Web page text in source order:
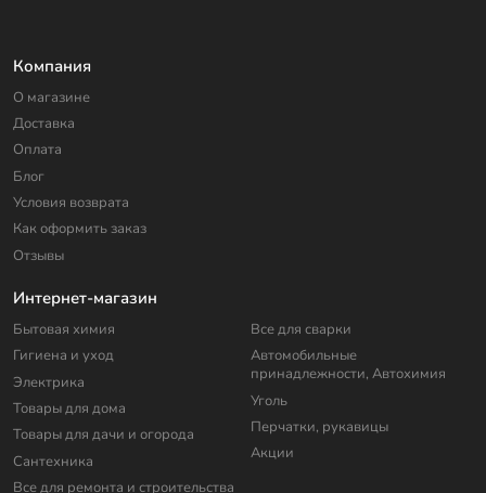
Компания
О магазине
Доставка
Оплата
Блог
Условия возврата
Как оформить заказ
Отзывы
Интернет-магазин
Бытовая химия
Гигиена и уход
Электрика
Товары для дома
Товары для дачи и огорода
Сантехника
Все для ремонта и строительства
Все для сварки
Автомобильные
принадлежности, Автохимия
Уголь
Перчатки, рукавицы
Акции